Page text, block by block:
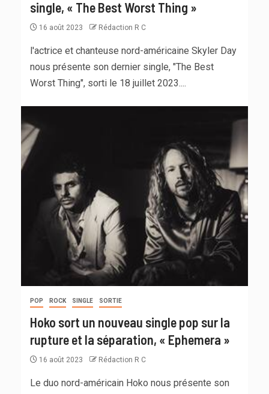
single, « The Best Worst Thing »
16 août 2023 Rédaction R C
l'actrice et chanteuse nord-américaine Skyler Day
nous présente son dernier single, "The Best
Worst Thing", sorti le 18 juillet 2023....
POP ROCK SINGLE SORTIE
Hoko sort un nouveau single pop sur la
rupture et la séparation, « Ephemera »
16 août 2023 Rédaction R C
Le duo nord-américain Hoko nous présente son